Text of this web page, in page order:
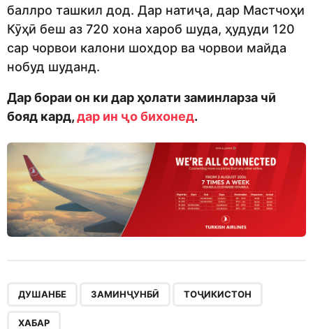
баллро ташкил дод. Дар натиҷа, дар Мастчоҳи
Кӯҳӣ беш аз 720 хона хароб шуда, ҳудуди 120
сар чорвои калони шохдор ва чорвои майда
нобуд шуданд.
Дар бораи он ки дар ҳолати заминларза чӣ
бояд кард,дар ин ҷо бихонед.
ДУШАНБЕ ЗАМИНҶУНБӢ ТОҶИКИСТОН
ХАБАР